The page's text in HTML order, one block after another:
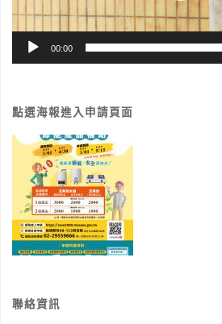
00:00
點選海報進入申請頁面
聯絡資訊